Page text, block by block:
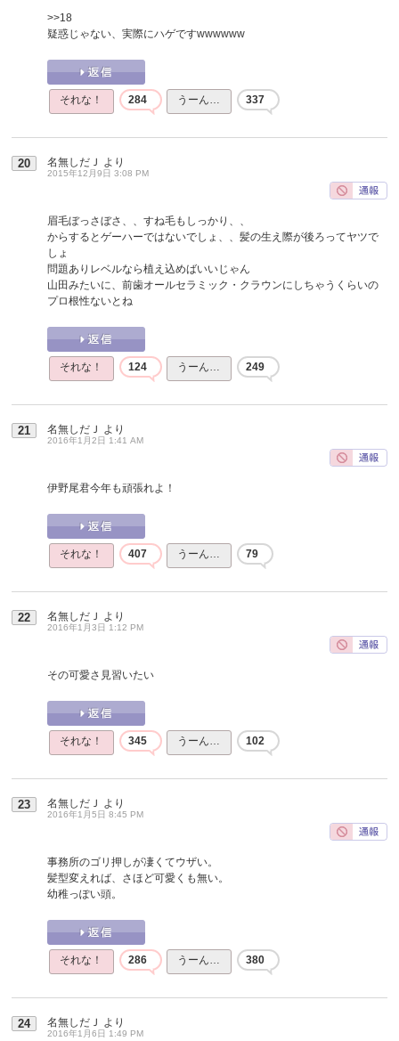
>>18
疑惑じゃない、実際にハゲですwwwwww
それな！ 284 うーん… 337
20 名無しだＪ より
2015年12月9日 3:08 PM
眉毛ぼっさぼさ、、すね毛もしっかり、、
からするとゲーハーではないでしょ、、髪の生え際が後ろってヤツで
しょ
問題ありレベルなら植え込めばいいじゃん
山田みたいに、前歯オールセラミック・クラウンにしちゃうくらいの
プロ根性ないとね
それな！ 124 うーん… 249
21 名無しだＪ より
2016年1月2日 1:41 AM
伊野尾君今年も頑張れよ！
それな！ 407 うーん… 79
22 名無しだＪ より
2016年1月3日 1:12 PM
その可愛さ見習いたい
それな！ 345 うーん… 102
23 名無しだＪ より
2016年1月5日 8:45 PM
事務所のゴリ押しが凄くてウザい。
髪型変えれば、さほど可愛くも無い。
幼稚っぽい頭。
それな！ 286 うーん… 380
24 名無しだＪ より
2016年1月6日 1:49 PM